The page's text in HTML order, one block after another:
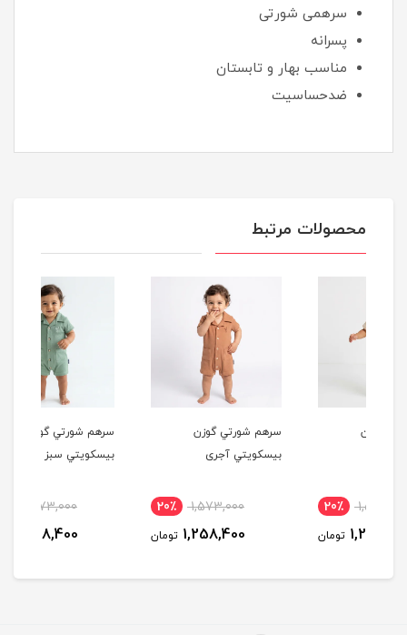
سرهمی شورتی
پسرانه
مناسب بهار و تابستان
ضدحساسیت
محصولات مرتبط
سرهم شورتي گوزن
بيسكويتي آجری
20٪
تومان
سرهم شورتي گوزن
20٪
تومان